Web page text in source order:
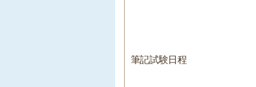
筆記試験日程